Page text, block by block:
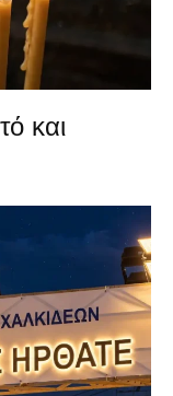
και